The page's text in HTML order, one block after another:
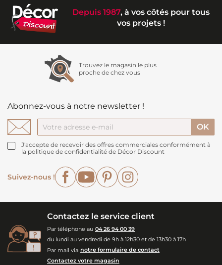
Depuis 1987, à vos côtés pour tous
vos projets !
Trouvez le magasin le plus
proche de chez vous
Abonnez-vous à notre newsletter !
J'accepte de recevoir des offres commerciales conformément à
la politique de confidentialité de Décor Discount
Suivez-nous !
FacebookYouTubePinterest
Contactez le service client
Par téléphone au 04 26 94 00 39
du lundi au vendredi de 9h à 12h30 et de 13h30 à 17h
Par mail via notre formulaire de contact
Contactez votre magasin